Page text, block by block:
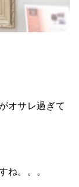
オサレ過ぎて
ね。。。